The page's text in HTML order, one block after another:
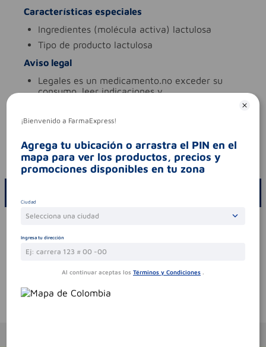
Características especiales
ingredientes (molécula activa) lactulosa
tipo de producto lactulosa
Aviso legal
legales es un medicamento.no exceder su
consumo. leer indicaciones y
contraindicaciones
codigo invima 2021m-0016378-r1
Por favor, inicie sesión para escribir un comentario
Sin comentarios.
¡Bienvenido a FarmaExpress!
Agrega tu ubicación o arrastra el PIN en el
mapa para ver los productos, precios y
promociones disponibles en tu zona
Ciudad
Selecciona una ciudad
Ingresa tu dirección
Al continuar aceptas los Términos y Condiciones .